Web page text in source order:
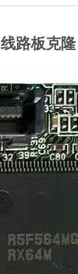
线路板克隆